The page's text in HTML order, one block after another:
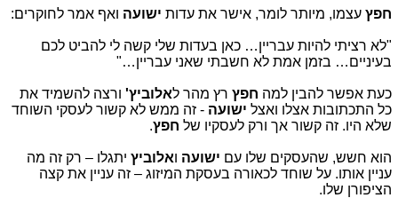
חפץ עצמו, מיותר לומר, אישר את עדות ישועה ואף אמר לחוקרים:
"לא רציתי להיות עבריין… כאן בעדות שלי קשה לי להביט לכם
בעיניים… בזמן אמת לא חשבתי שאני עבריין…"
כעת אפשר להבין למה חפץ רץ מהר לאלוביץ' ורצה להשמיד את
כל התכתובות אצלו ואצל ישועה - זה ממש לא קשור לעסקי השוחד
שלא היו. זה קשור אך ורק לעסקיו של חפץ.
הוא חשש, שהעסקים שלו עם ישועה ואלוביץ יתגלו – רק זה מה
עניין אותו. על שוחד לכאורה בעסקת המיזוג – זה עניין את קצה
הציפורן שלו.